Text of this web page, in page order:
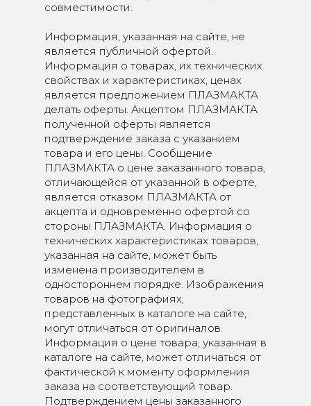
совместимости.
Информация, указанная на сайте, не
является публичной офертой.
Информация о товарах, их технических
свойствах и характеристиках, ценах
является предложением ПЛАЗМАКТА
делать оферты. Акцептом ПЛАЗМАКТА
полученной оферты является
подтверждение заказа с указанием
товара и его цены. Сообщение
ПЛАЗМАКТА о цене заказанного товара,
отличающейся от указанной в оферте,
является отказом ПЛАЗМАКТА от
акцепта и одновременно офертой со
стороны ПЛАЗМАКТА. Информация о
технических характеристиках товаров,
указанная на сайте, может быть
изменена производителем в
одностороннем порядке. Изображения
товаров на фотографиях,
представленных в каталоге на сайте,
могут отличаться от оригиналов.
Информация о цене товара, указанная в
каталоге на сайте, может отличаться от
фактической к моменту оформления
заказа на соответствующий товар.
Подтверждением цены заказанного